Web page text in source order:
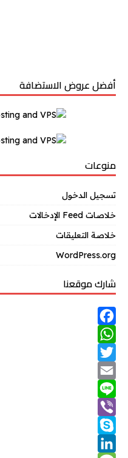
أفضل عروض الاستضافة
منوعات
تسجيل الدخول
خلاصات Feed الإدخالات
خلاصة التعليقات
WordPress.org
شارك موقعنا
F
a
c
e
b
o
o
W
h
a
t
s
A
T
w
t
t
E
m
a
L
n
V
S